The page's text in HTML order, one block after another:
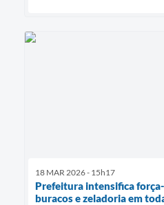
18 MAR 2026 - 15h17
Prefeitura intensifica
buracos e zeladoria em